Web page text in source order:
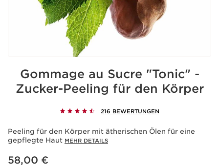
Gommage au Sucre "Tonic" -
Zucker-Peeling für den Körper
216 BEWERTUNGEN
Peeling für den Körper mit ätherischen Ölen für eine
gepflegte Haut MEHR DETAILS
Aktueller Preis 58,00 €
58,00 €